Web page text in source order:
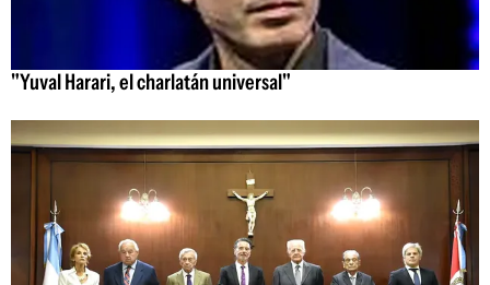
"Yuval Harari, el charlatán universal"